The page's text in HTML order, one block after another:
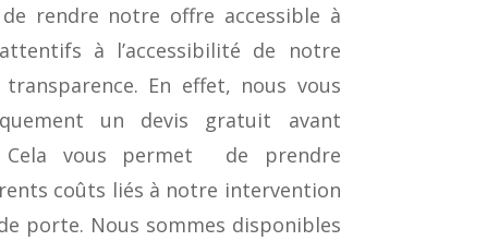
rendre notre offre accessible à
à l’accessibilité de notre
En effet, nous vous
un devis gratuit avant
Cela vous permet de prendre
coûts liés à notre intervention
porte. Nous sommes disponibles